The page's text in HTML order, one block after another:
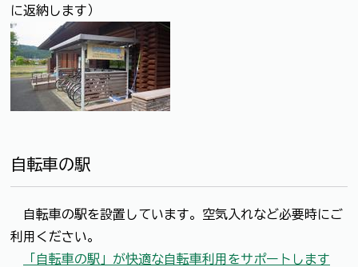
に返納します）
自転車の駅
自転車の駅を設置しています。空気入れなど必要時にご
利用ください。
「自転車の駅」が快適な自転車利用をサポートします